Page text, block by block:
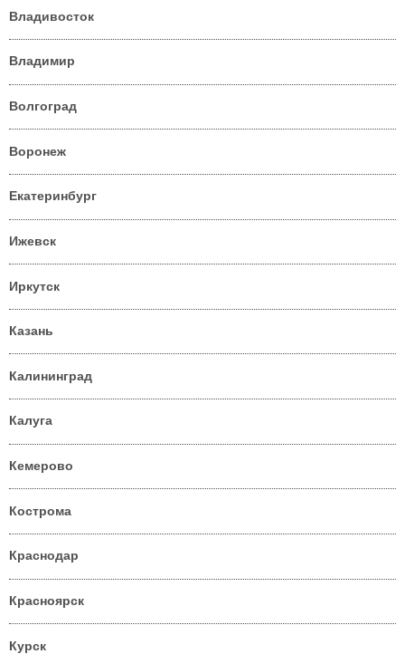
Владивосток
Владимир
Волгоград
Воронеж
Екатеринбург
Ижевск
Иркутск
Казань
Калининград
Калуга
Кемерово
Кострома
Краснодар
Красноярск
Курск